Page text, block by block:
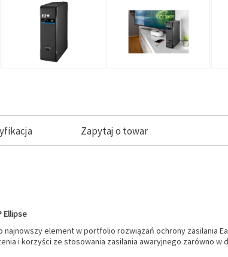
Zapytaj o towar
Ellipse
najnowszy element w portfolio rozwiązań ochrony zasilania
i korzyści ze stosowania zasilania awaryjnego zarówno w